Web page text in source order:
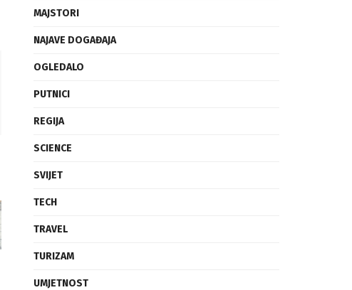
MAJSTORI
NAJAVE DOGAĐAJA
OGLEDALO
PUTNICI
REGIJA
SCIENCE
SVIJET
TECH
TRAVEL
TURIZAM
UMJETNOST